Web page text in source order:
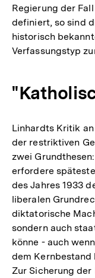
Regierung der
definiert, so sind
historisch
Verfassungstyp
Linhardts Kritik
der restriktiven
zwei
erfordere
des Jahres 1933
liberalen
diktatorische
sondern auch
könne - auch
dem Kernbestand
Zur Sicherung